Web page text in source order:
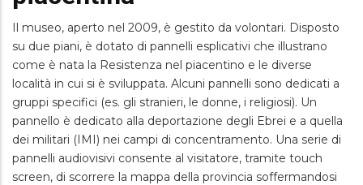
Il museo, aperto nel 2009, è gestito da volontari. Disposto
su due piani, è dotato di pannelli esplicativi che illustrano
come è nata la Resistenza nel piacentino e le diverse
località in cui si è sviluppata. Alcuni pannelli sono dedicati a
gruppi specifici (es. gli stranieri, le donne, i religiosi). Un
pannello è dedicato alla deportazione degli Ebrei e a quella
dei militari (IMI) nei campi di concentramento. Una serie di
pannelli audiovisivi consente al visitatore, tramite touch
screen, di scorrere la mappa della provincia soffermandosi